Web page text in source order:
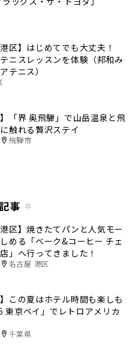
港区】はじめてでも大丈夫！
テニスレッスンを体験（邦和み
テニス）
】「界 奥飛騨」で山岳温泉と飛
触れる贅沢ステイ
飛騨市
事
港区】焼きたてパンと人気モー
める「ベーク&コーヒー チェ
」へ行ってきました！
名古屋 港区
】この夏はホテル時間も楽しも
東京ベイ」でレトロアメリカ
千葉県